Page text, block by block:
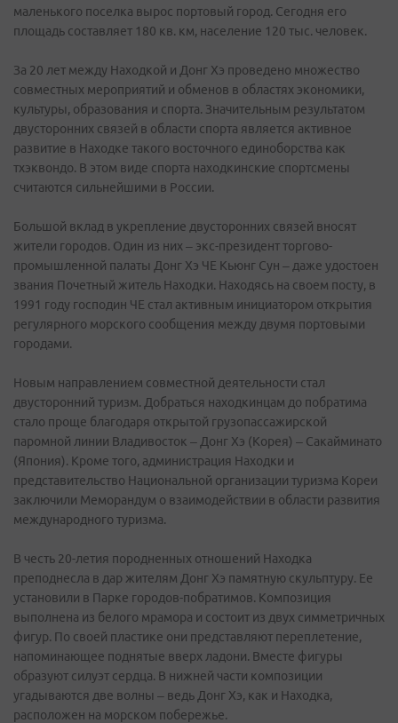
малень­кого поселка вырос портовый город. Сегодня его
площадь составляет 180 кв. км, население 120 тыс. человек.
За 20 лет между Находкой и Донг Хэ проведено множество
совместных мероприятий и обменов в областях экономики,
культуры, образования и спорта. Значительным результатом
двусторонних связей в области спорта является активное
развитие в Находке такого восточного единоборства как
тхэквондо. В этом виде спорта находкинские спортсмены
считаются сильнейшими в России.
Большой вклад в укрепление двусторонних связей вносят
жители городов. Один из них – экс-президент торгово-
промышленной палаты Донг Хэ ЧЕ Кьюнг Сун – даже удостоен
звания Почетный житель Находки. Находясь на своем посту, в
1991 году господин ЧЕ стал активным инициатором открытия
регулярного морского сообщения между двумя портовыми
городами.
Новым направлением совместной деятельности стал
двусторонний туризм. Добраться находкинцам до побратима
стало проще благодаря открытой грузопассажирской
паромной линии Владивосток – Донг Хэ (Корея) – Сакайминато
(Япония). Кроме того, администрация Находки и
представительство Национальной организации туризма Кореи
заключили Меморандум о взаимодействии в области развития
международного туризма.
В честь 20-летия породненных отношений Находка
преподнесла в дар жителям Донг Хэ памятную скульптуру. Ее
установили в Парке городов-побратимов. Композиция
выполнена из белого мрамора и состоит из двух симметричных
фигур. По своей пластике они представляют переплетение,
напоминающее поднятые вверх ладони. Вместе фигуры
образуют силуэт сердца. В нижней части композиции
угадываются две волны – ведь Донг Хэ, как и Находка,
расположен на морском побережье.